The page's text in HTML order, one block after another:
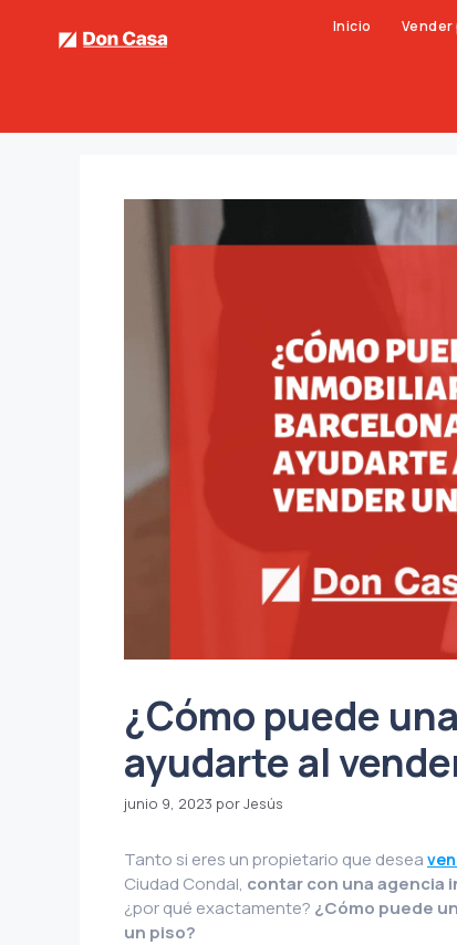
Inicio Vender
¿Cómo puede
ayudarte al
junio 9, 2023 por Jesús
Tanto si eres un propietario que desea
Ciudad Condal, contar con una agencia
¿por qué exactamente? ¿Cómo puede
un piso?